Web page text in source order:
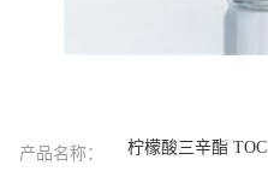
产品名称： 柠檬酸三辛酯 TOC